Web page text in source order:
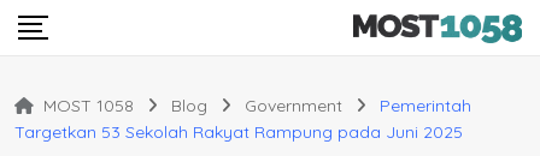
Skip
MOST 1058 Blog Government
Pemerintah
Targetkan 53 Sekolah Rakyat Rampung pada Juni 2025